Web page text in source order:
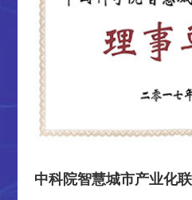
中科院智慧城市产业化